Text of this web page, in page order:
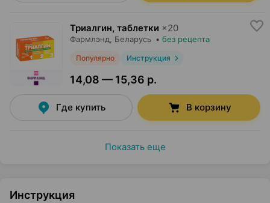
Триалгин, таблетки ×20
Фармлэнд , Беларусь • без рецепта
Популярно Инструкция
14,08 — 15,36 р.
Где купить В корзину
Показать еще
Инструкция